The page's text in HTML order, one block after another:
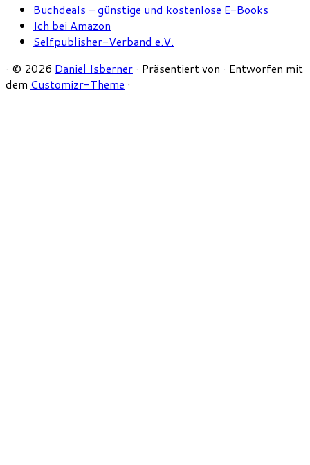
Buchdeals – günstige und kostenlose E-Books
Ich bei Amazon
Selfpublisher-Verband e.V.
· © 2026 Daniel Isberner · Präsentiert von · Entworfen mit
dem Customizr-Theme ·